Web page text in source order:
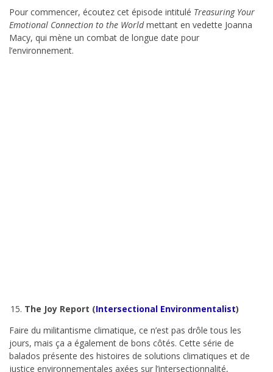
Pour commencer, écoutez cet épisode intitulé Treasuring Your
Emotional Connection to the Worldmettant en vedette Joanna
Macy, qui mène un combat de longue date pour
l’environnement.
The Joy Report (Intersectional Environmentalist)
Faire du militantisme climatique, ce n’est pas drôle tous les
jours, mais ça a également de bons côtés. Cette série de
balados présente des histoires de solutions climatiques et de
justice environnementales axées sur l’intersectionnalité,